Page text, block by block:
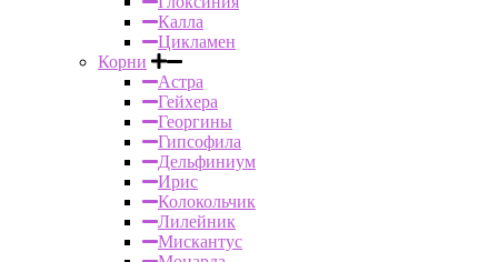
Калла
Цикламен
Корни
Астра
Гейхера
Георгины
Гипсофила
Дельфиниум
Ирис
Колокольчик
Лилейник
Мискантус